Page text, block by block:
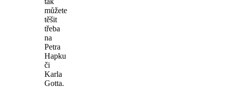
můžete
těšit
třeba
na
Petra
Hapku
či
Karla
Gotta.